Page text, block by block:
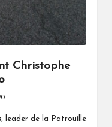
Christophe
, leader de la Patrouille